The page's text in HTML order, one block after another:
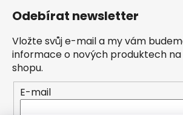
Odebírat newsletter
Vložte svůj e-mail a my vám
informace o nových produktech
shopu.
E-mail